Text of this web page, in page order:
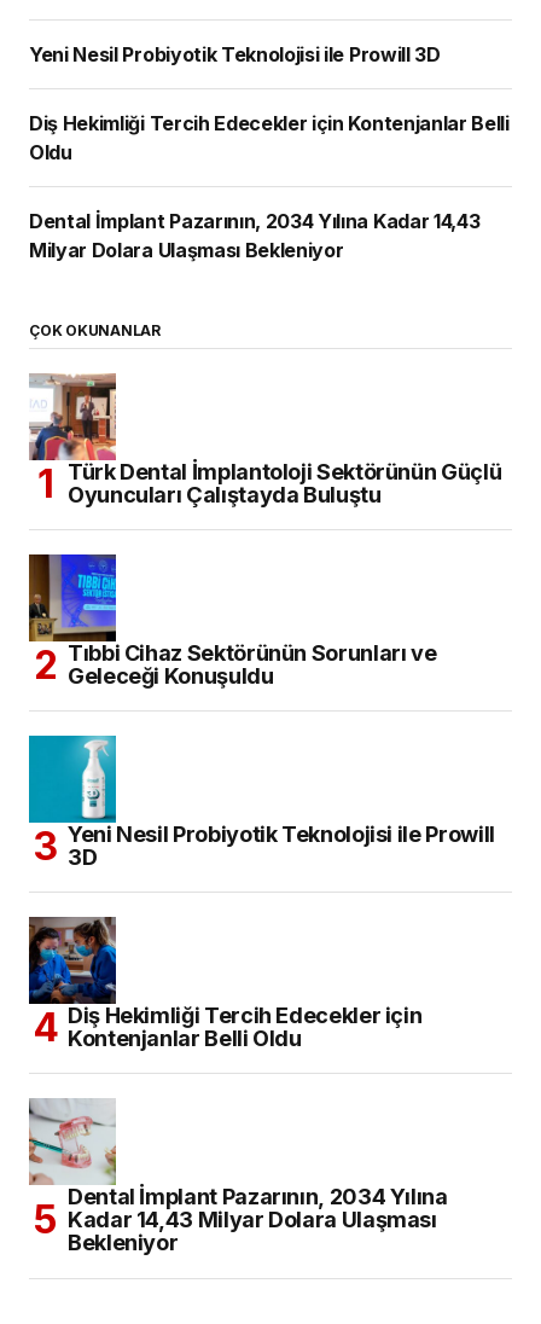
Yeni Nesil Probiyotik Teknolojisi ile Prowill 3D
Diş Hekimliği Tercih Edecekler için Kontenjanlar Belli
Oldu
Dental İmplant Pazarının, 2034 Yılına Kadar 14,43
Milyar Dolara Ulaşması Bekleniyor
ÇOK OKUNANLAR
Türk Dental İmplantoloji Sektörünün Güçlü
Oyuncuları Çalıştayda Buluştu
Tıbbi Cihaz Sektörünün Sorunları ve
Geleceği Konuşuldu
Yeni Nesil Probiyotik Teknolojisi ile Prowill
3D
Diş Hekimliği Tercih Edecekler için
Kontenjanlar Belli Oldu
Dental İmplant Pazarının, 2034 Yılına
Kadar 14,43 Milyar Dolara Ulaşması
Bekleniyor